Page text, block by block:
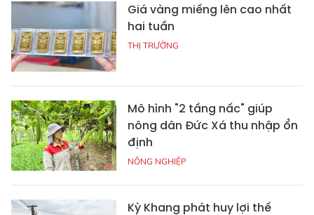
Giá vàng miếng lên cao nhất
hai tuần
THỊ TRƯỜNG
Mô hình "2 tầng nấc" giúp
nông dân Đức Xá thu nhập ổn
định
NÔNG NGHIỆP
Kỳ Khang phát huy lợi thế